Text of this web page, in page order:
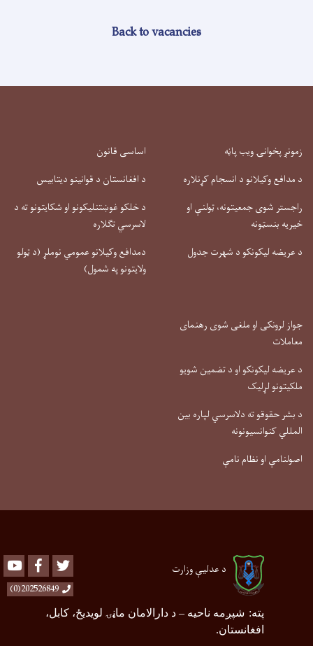
Back to vacancies
زمونږ پخوانۍ ویب پاڼه
د مدافع وکیلانو د انسجام کړنلاره
راجستر شوی جمعیتونه، ټولنې او
خیریه بنسټونه
د عریضه لیکونکو د شهرت جدول
اساسی قانون
د افغانستان د قوانینو دیتابیس
د خلکو غوښتنلیکونو او شکایتونو ته د
لاسرسي تګلاره
دمدافع وکیلانو عمومي نوملړ (د ټولو
ولایتونو په شمول)
جواز لرونکی او ملغی شوی رهنمای
معاملات
د عریضه لیکونکو او د تضمین شویو
ملکیتونو لړلیک
د بشر حقوقو ته دلاسرسي لپاره بین
المللي کنوانسیونونه
اصولنامې او نظام نامې
د عدلیې وزارت Youtube Facebook
202526849(0)
پته: شپږمه ناحیه – د دارالامان ماڼۍ لویدیځ، کابل،
افغانستان.